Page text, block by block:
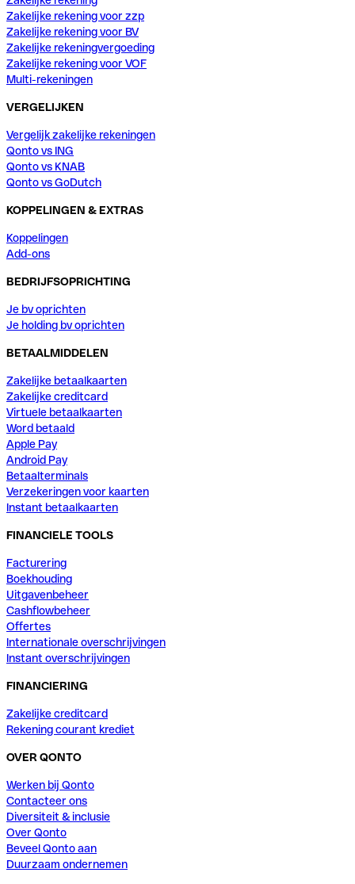
Zakelijke rekening voor zzp
Zakelijke rekening voor BV
Zakelijke rekeningvergoeding
Zakelijke rekening voor VOF
Multi-rekeningen
VERGELIJKEN
Vergelijk zakelijke rekeningen
Qonto vs ING
Qonto vs KNAB
Qonto vs GoDutch
KOPPELINGEN & EXTRAS
Koppelingen
Add-ons
BEDRIJFSOPRICHTING
Je bv oprichten
Je holding bv oprichten
BETAALMIDDELEN
Zakelijke betaalkaarten
Zakelijke creditcard
Virtuele betaalkaarten
Word betaald
Apple Pay
Android Pay
Betaalterminals
Verzekeringen voor kaarten
Instant betaalkaarten
FINANCIELE TOOLS
Facturering
Boekhouding
Uitgavenbeheer
Cashflowbeheer
Offertes
Internationale overschrijvingen
Instant overschrijvingen
FINANCIERING
Zakelijke creditcard
Rekening courant krediet
OVER QONTO
Werken bij Qonto
Contacteer ons
Diversiteit & inclusie
Over Qonto
Beveel Qonto aan
Duurzaam ondernemen